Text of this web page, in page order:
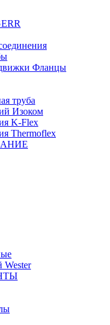
Фланцы
труба
Изоком
K-Flex
Thermoflex